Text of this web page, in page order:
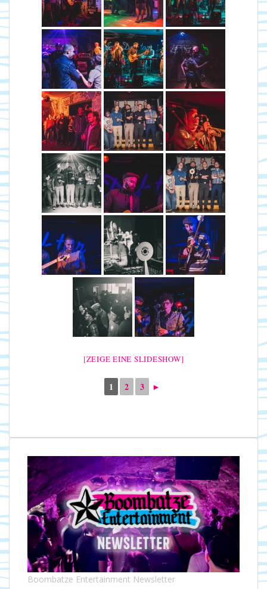
[ZEIGE EINE SLIDESHOW]
1 2 3 ►
Boombatze Entertainment Newsletter